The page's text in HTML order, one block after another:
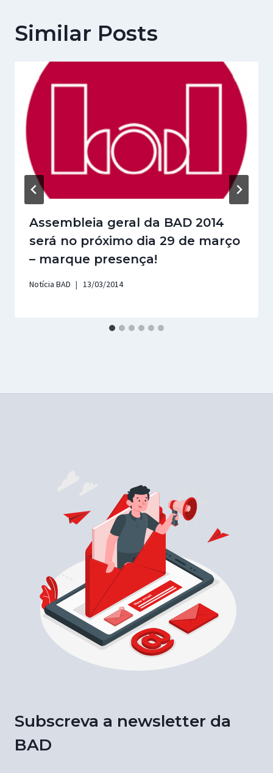
Similar Posts
Assembleia geral da BAD 2014
será no próximo dia 29 de março
– marque presença!
Notícia BAD 13/03/2014
Subscreva a newsletter da
BAD